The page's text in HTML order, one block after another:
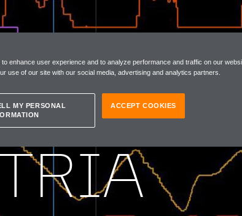
enhance user experience and to analyze performance and traffic on our
use of our site with our social media, advertising and analytics partners.
MY PERSONAL
ACCEPT COOKIES